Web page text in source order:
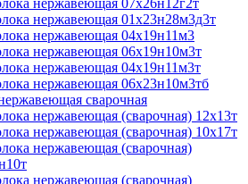
нержавеющая 07х26н12г2т
нержавеющая 01х23н28м3д3т
нержавеющая 04х19н11м3
нержавеющая 06х19н10м3т
нержавеющая 04х19н11м3т
нержавеющая 06х23н10м3тб
сварочная
нержавеющая (сварочная) 12х13т
нержавеющая (сварочная) 10х17т
нержавеющая (сварочная)
нержавеющая (сварочная)